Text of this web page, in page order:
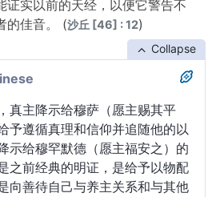
证实以前的天经，以便它警告不
的佳音。 (沙丘 [46] : 12)
Collapse
真主降示给穆萨（愿主赐其平
予遵循真理和信仰并追随他的以
示给穆罕默德（愿主福安之）的
之前经典的明证，是给予以物配
向善待自己与养主关系和与其他